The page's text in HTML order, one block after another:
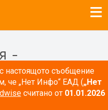
настоящото съобщение
че „Нет Инфо“ ЕАД („Нет
считано от 01.01.2026
-